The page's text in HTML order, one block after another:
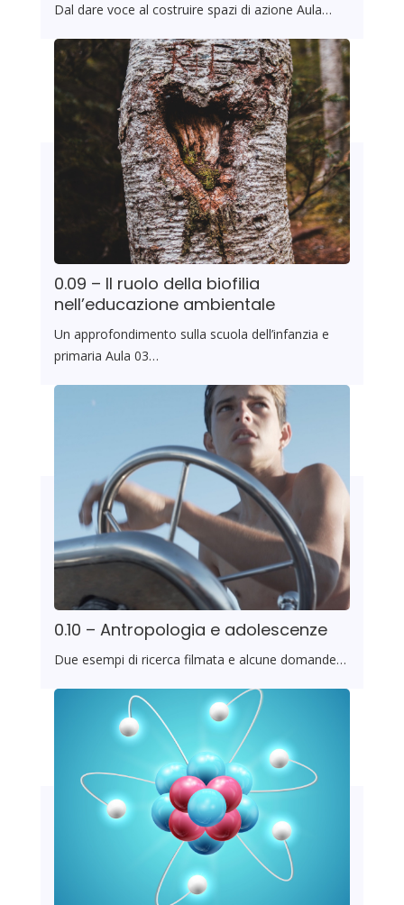
Dal dare voce al costruire spazi di azione Aula…
0.09 – Il ruolo della biofilia
nell’educazione ambientale
Un approfondimento sulla scuola dell’infanzia e
primaria Aula 03…
0.10 – Antropologia e adolescenze
Due esempi di ricerca filmata e alcune domande…